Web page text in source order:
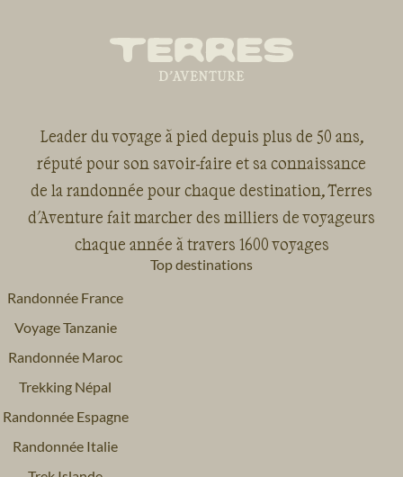
Leader du voyage à pied depuis plus de 50 ans,
réputé pour son savoir-faire et sa connaissance
de la randonnée pour chaque destination, Terres
d'Aventure fait marcher des milliers de voyageurs
chaque année à travers 1600 voyages
Top destinations
Randonnée France
Voyage Tanzanie
Randonnée Maroc
Trekking Népal
Randonnée Espagne
Randonnée Italie